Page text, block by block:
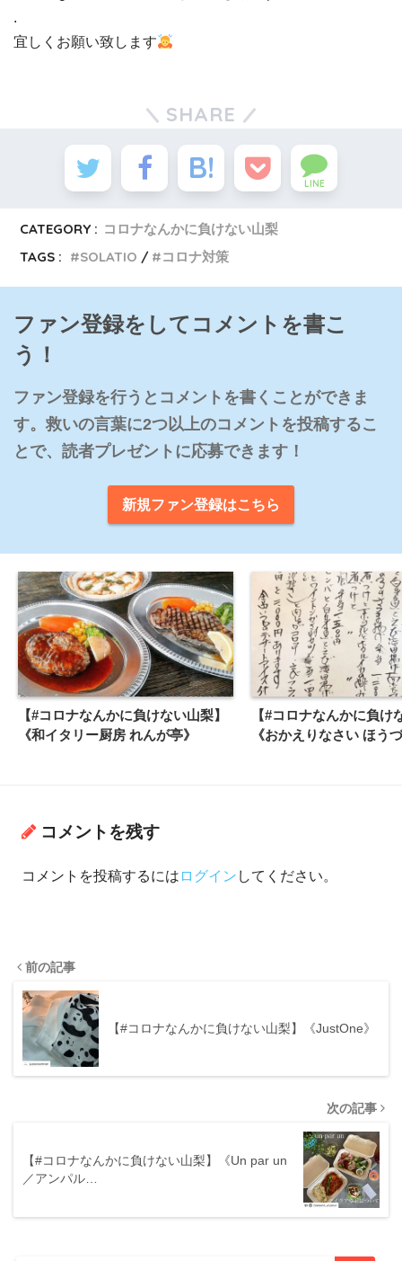
.
宜しくお願い致します
SHARE
LINE
CATEGORY : コロナなんかに負けない山梨
TAGS :
SOLATIO コロナ対策
ファン登録をしてコメントを書こ
う！
ファン登録を行うとコメントを書くことができま
す。救いの言葉に2つ以上のコメントを投稿するこ
とで、読者プレゼントに応募できます！
新規ファン登録はこちら
【#コロナなんかに負けない山梨】
《和イタリー厨房 れんが亭》
【#コロナなんかに負け
《おかえりなさい ほう
コメントを残す
コメントを投稿するには ログイン してください。
前の記事
【#コロナなんかに負けない山梨】《JustOne》
次の記事
【#コロナなんかに負けない山梨】《Un par un
／アンパル…